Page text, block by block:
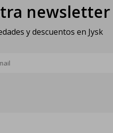
newsletter
y descuentos en Jysk